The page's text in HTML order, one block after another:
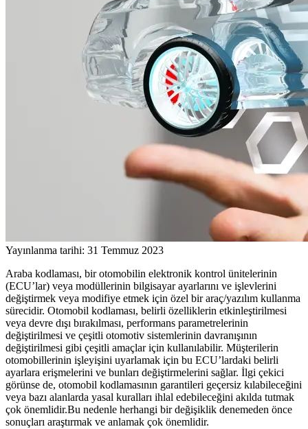
Yayınlanma tarihi: 31 Temmuz 2023
Araba kodlaması, bir otomobilin elektronik kontrol ünitelerinin
(ECU’lar) veya modüllerinin bilgisayar ayarlarını ve işlevlerini
değiştirmek veya modifiye etmek için özel bir araç/yazılım kullanma
sürecidir. Otomobil kodlaması, belirli özelliklerin etkinleştirilmesi
veya devre dışı bırakılması, performans parametrelerinin
değiştirilmesi ve çeşitli otomotiv sistemlerinin davranışının
değiştirilmesi gibi çeşitli amaçlar için kullanılabilir. Müşterilerin
otomobillerinin işleyişini uyarlamak için bu ECU’lardaki belirli
ayarlara erişmelerini ve bunları değiştirmelerini sağlar. İlgi çekici
görünse de, otomobil kodlamasının garantileri geçersiz kılabileceğini
veya bazı alanlarda yasal kuralları ihlal edebileceğini akılda tutmak
çok önemlidir.Bu nedenle herhangi bir değişiklik denemeden önce
sonuçları araştırmak ve anlamak çok önemlidir.